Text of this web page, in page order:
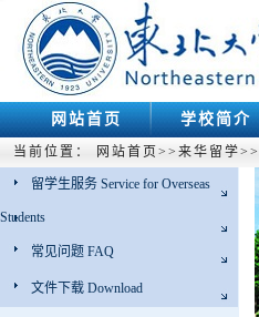
网站首页 学校简介
当前位置： 网站首页 >> 来华留学>>
留学生服务 Service for Overseas
Students
常见问题 FAQ
文件下载 Download